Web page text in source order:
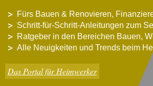
Fürs Bauen & Renovieren,
Schritt-für-Schritt-Anleitungen zum
Ratgeber in den Bereichen Bauen,
Alle Neuigkeiten und Trends beim
Das Portal für Heimwerker